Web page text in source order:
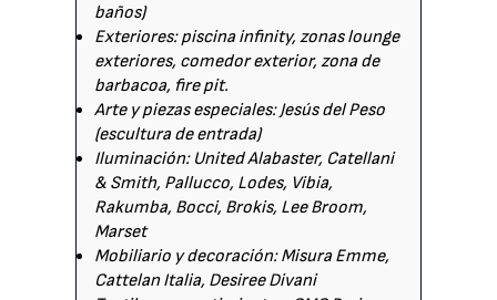
baños)
Exteriores: piscina infinity, zonas lounge
exteriores, comedor exterior, zona de
barbacoa, fire pit.
Arte y piezas especiales: Jesús del Peso
(escultura de entrada)
Iluminación: United Alabaster, Catellani
& Smith, Pallucco, Lodes, Vibia,
Rakumba, Bocci, Brokis, Lee Broom,
Marset
Mobiliario y decoración: Misura Emme,
Cattelan Italia, Desiree Divani